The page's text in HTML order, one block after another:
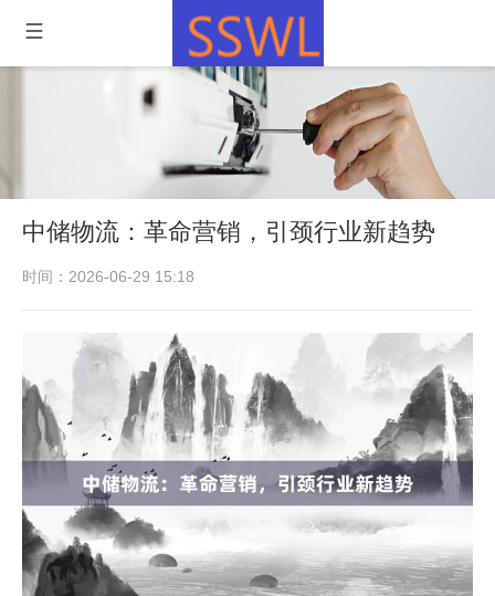
中储物流：革命营销，引颈行业新趋势
时间：2026-06-29 15:18